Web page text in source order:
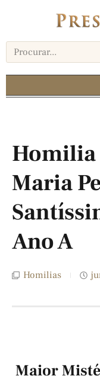
Homilia
Maria
Ano A
Homilias
Maior